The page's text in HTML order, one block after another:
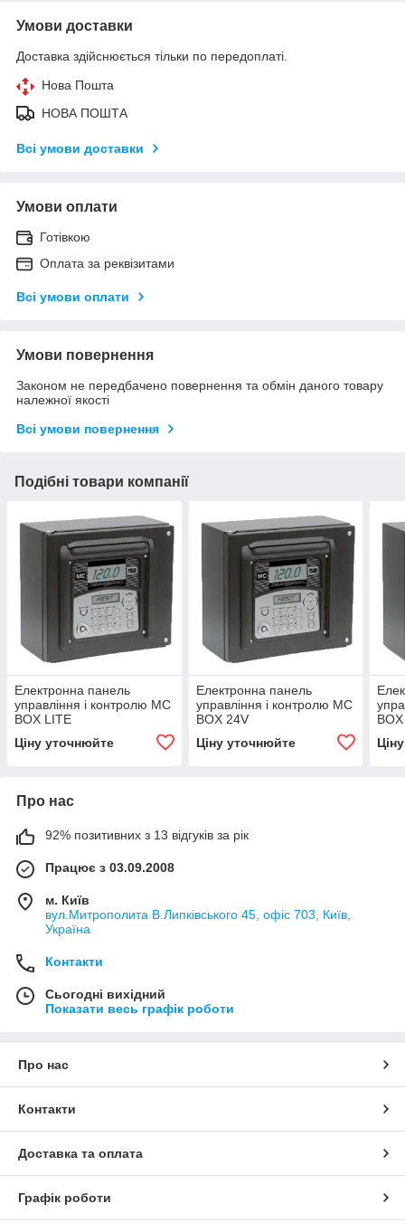
Умови доставки
Доставка здійснюється тільки по передоплаті.
Нова Пошта
НОВА ПОШТА
Всі умови доставки
Умови оплати
Готівкою
Оплата за реквізитами
Всі умови оплати
Умови повернення
Законом не передбачено повернення та обмін даного товару
належної якості
Всі умови повернення
Подібні товари компанії
Електронна панель
управління і контролю MC
BOX LITE
Ціну уточнюйте
Електронна панель
управління і контролю MC
BOX 24V
Ціну уточнюйте
Про нас
92% позитивних з 13 відгуків за рік
Працює з 03.09.2008
м. Київ
вул.Митрополита В.Липківського 45, офіс 703, Київ,
Україна
Контакти
Сьогодні вихідний
Показати весь графік роботи
Про нас
Контакти
Доставка та оплата
Графік роботи